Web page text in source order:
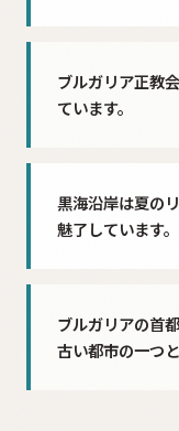
ブルガリア正教
ています。
黒海沿岸は夏の
魅了しています。
ブルガリアの首
古い都市の一つ